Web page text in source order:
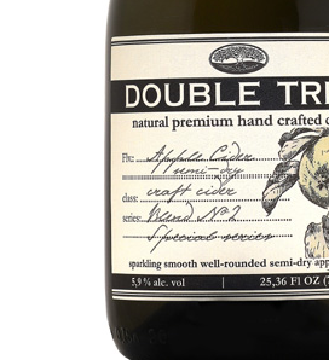
размещённая на сайте, носит
ознакомительный характер и не
является публичной офертой по
смыслу ст. 437 ГК РФ. Цены
товаров в магазине могут
отличаться от цены, указанной на